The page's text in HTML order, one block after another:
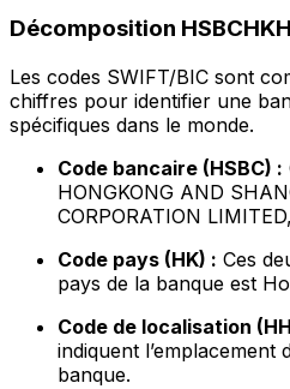
Décomposition
Les codes SWIFT/BIC sont
chiffres pour identifier une
spécifiques dans le monde.
Code bancaire (HSBC) :
HONGKONG AND
CORPORATION
Code pays (HK) : Ces
pays de la banque est
Code de localisation
indiquent l’emplacement
banque.